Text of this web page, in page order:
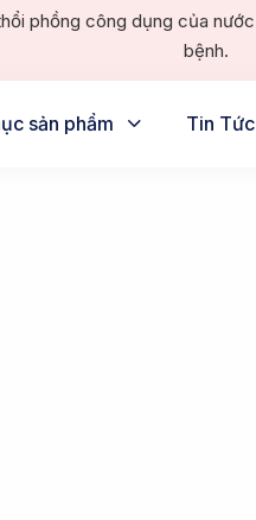
phồng công dụng của
bệnh.
sản phẩm Tin Tức